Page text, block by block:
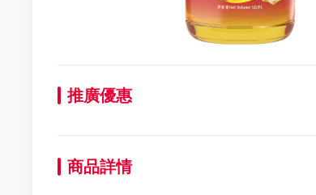
推廣優惠
商品詳情